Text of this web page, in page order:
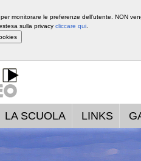
monitorare le preferenze dell'utente. NON
sulla privacy cliccare qui
LA SCUOLA LINKS